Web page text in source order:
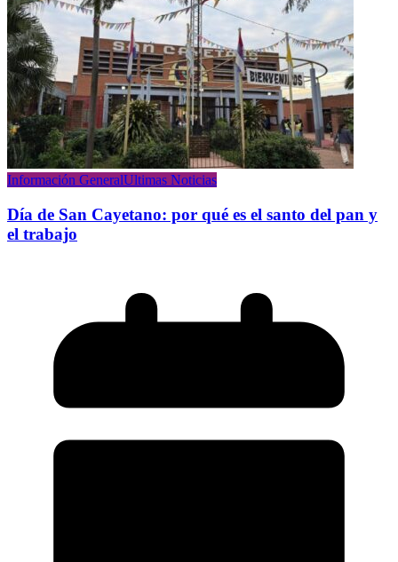
Información GeneralUltimas Noticias
Día de San Cayetano: por qué es el santo del pan y
el trabajo